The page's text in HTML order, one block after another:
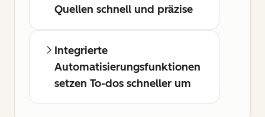
Quellen schnell und präzise
Integrierte
Automatisierungsfunktionen
setzen To-dos schneller um